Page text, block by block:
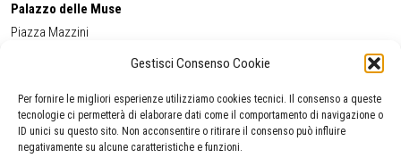
Gestisci Consenso Cookie
Per fornire le migliori esperienze utilizziamo cookies tecnici. Il consenso a queste
tecnologie ci permetterà di elaborare dati come il comportamento di navigazione o
ID unici su questo sito. Non acconsentire o ritirare il consenso può influire
negativamente su alcune caratteristiche e funzioni.
Palazzo delle Muse
Piazza Mazzini
Cell:+39 338 5714978 (orario apertura Galleria)
Tel:
+39 0584 944580
(orario 09.00/13.00)
Email:gamc@comune.viareggio.lu.it